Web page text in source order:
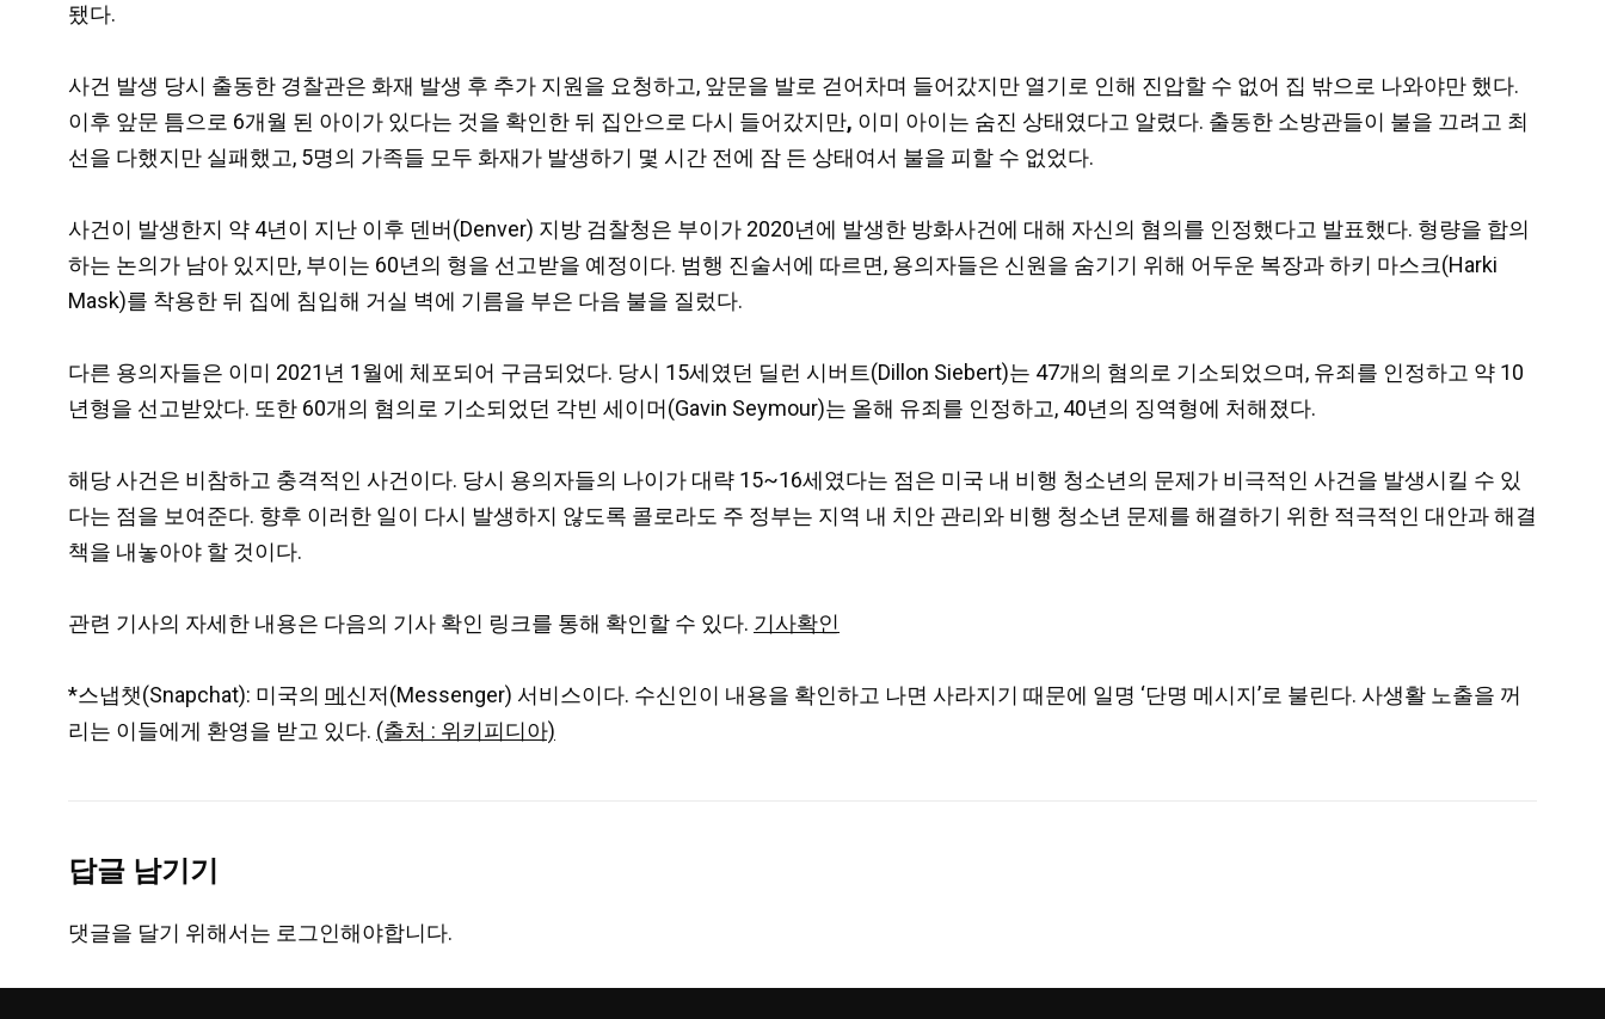
됐다.
사건 발생 당시 출동한 경찰관은 화재 발생 후 추가 지원을 요청하고, 앞문을 발로 걷어차며 들어갔지만 열기로 인해 진압할 수 없어 집 밖으로 나와야만 했다.
이후 앞문 틈으로 6개월 된 아이가 있다는 것을 확인한 뒤 집안으로 다시 들어갔지만, 이미 아이는 숨진 상태였다고 알렸다. 출동한 소방관들이 불을 끄려고 최
선을 다했지만 실패했고, 5명의 가족들 모두 화재가 발생하기 몇 시간 전에 잠 든 상태여서 불을 피할 수 없었다.
사건이 발생한지 약 4년이 지난 이후 덴버(Denver) 지방 검찰청은 부이가 2020년에 발생한 방화사건에 대해 자신의 혐의를 인정했다고 발표했다. 형량을 합의
하는 논의가 남아 있지만, 부이는 60년의 형을 선고받을 예정이다. 범행 진술서에 따르면, 용의자들은 신원을 숨기기 위해 어두운 복장과 하키 마스크(Harki
Mask)를 착용한 뒤 집에 침입해 거실 벽에 기름을 부은 다음 불을 질렀다.
다른 용의자들은 이미 2021년 1월에 체포되어 구금되었다. 당시 15세였던 딜런 시버트(Dillon Siebert)는 47개의 혐의로 기소되었으며, 유죄를 인정하고 약 10
년형을 선고받았다. 또한 60개의 혐의로 기소되었던 각빈 세이머(Gavin Seymour)는 올해 유죄를 인정하고, 40년의 징역형에 처해졌다.
해당 사건은 비참하고 충격적인 사건이다. 당시 용의자들의 나이가 대략 15~16세였다는 점은 미국 내 비행 청소년의 문제가 비극적인 사건을 발생시킬 수 있
다는 점을 보여준다. 향후 이러한 일이 다시 발생하지 않도록 콜로라도 주 정부는 지역 내 치안 관리와 비행 청소년 문제를 해결하기 위한 적극적인 대안과 해결
책을 내놓아야 할 것이다.
관련 기사의 자세한 내용은 다음의 기사 확인 링크를 통해 확인할 수 있다. 기사확인
*스냅챗(Snapchat): 미국의 메신저(Messenger) 서비스이다. 수신인이 내용을 확인하고 나면 사라지기 때문에 일명 ‘단명 메시지’로 불린다. 사생활 노출을 꺼
리는 이들에게 환영을 받고 있다. (출처 : 위키피디아)
답글 남기기
댓글을 달기 위해서는 로그인해야합니다.